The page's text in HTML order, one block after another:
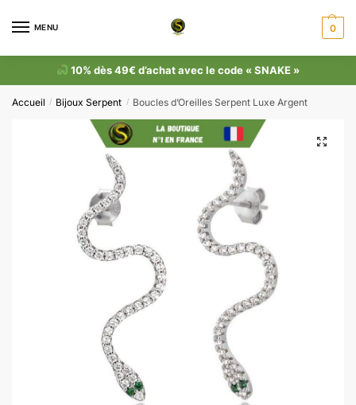
MENU 0
10% dès 49€ d’achat avec le code « SNAKE »
Accueil / Bijoux Serpent / Boucles d’Oreilles Serpent Luxe Argent